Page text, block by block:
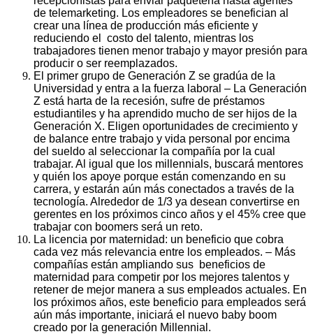
de telemarketing. Los empleadores se benefician al
crear una línea de producción más eficiente y
reduciendo el costo del talento, mientras los
trabajadores tienen menor trabajo y mayor presión para
producir o ser reemplazados.
El primer grupo de Generación Z se gradúa de la
Universidad y entra a la fuerza laboral – La Generación
Z está harta de la recesión, sufre de préstamos
estudiantiles y ha aprendido mucho de ser hijos de la
Generación X. Eligen oportunidades de crecimiento y
de balance entre trabajo y vida personal por encima
del sueldo al seleccionar la compañía por la cual
trabajar. Al igual que los millennials, buscará mentores
y quién los apoye porque están comenzando en su
carrera, y estarán aún más conectados a través de la
tecnología. Alrededor de 1/3 ya desean convertirse en
gerentes en los próximos cinco años y el 45% cree que
trabajar con boomers será un reto.
La licencia por maternidad: un beneficio que cobra
cada vez más relevancia entre los empleados. – Más
compañías están ampliando sus beneficios de
maternidad para competir por los mejores talentos y
retener de mejor manera a sus empleados actuales. En
los próximos años, este beneficio para empleados será
aún más importante, iniciará el nuevo baby boom
creado por la generación Millennial.